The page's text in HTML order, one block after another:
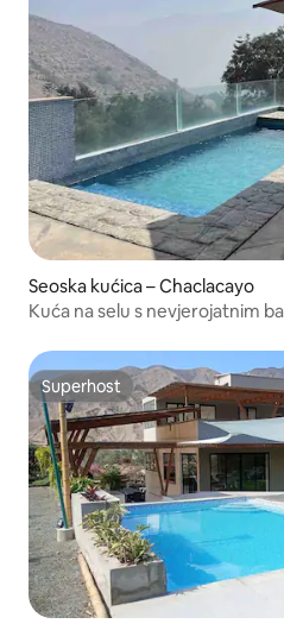
Seoska kućica – Chaclacayo
Kuća na selu s nevjerojatnim
Superhost
Superhost